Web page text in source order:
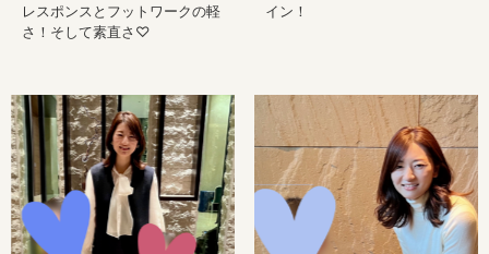
レスポンスとフットワークの軽
さ！そして素直さ♡
イン！